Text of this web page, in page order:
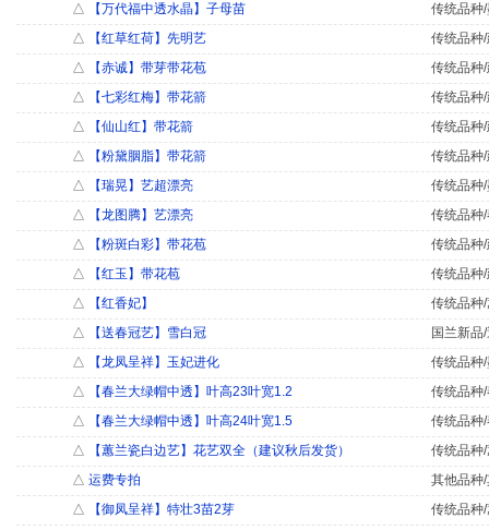
△ 【万代福中透水晶】子母苗
传统品种
△ 【红草红荷】先明艺
传统品种
△ 【赤诚】带芽带花苞
传统品种
△ 【七彩红梅】带花箭
传统品种
△ 【仙山红】带花箭
传统品种
△ 【粉黛胭脂】带花箭
传统品种
△ 【瑞晃】艺超漂亮
传统品种
△ 【龙图腾】艺漂亮
传统品种
△ 【粉斑白彩】带花苞
传统品种
△ 【红玉】带花苞
传统品种
△ 【红香妃】
传统品种
△ 【送春冠艺】雪白冠
国兰新品
△ 【龙凤呈祥】玉妃进化
传统品种
△ 【春兰大绿帽中透】叶高23叶宽1.2
传统品种
△ 【春兰大绿帽中透】叶高24叶宽1.5
传统品种
△ 【蕙兰瓷白边艺】花艺双全（建议秋后发货）
传统品种
△ 运费专拍
其他品种
△ 【御凤呈祥】特壮3苗2芽
传统品种